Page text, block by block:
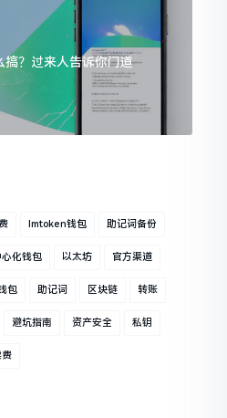
？过来人告诉你门道
Imtoken钱包 助记词备份
化钱包 以太坊 官方渠道
包 助记词 区块链 转账
避坑指南 资产安全 私钥
费